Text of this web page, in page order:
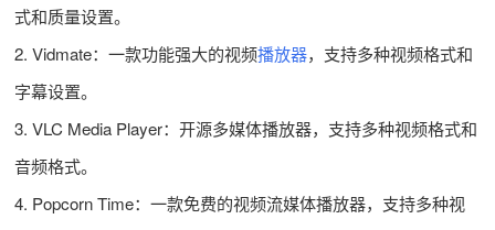
式和质量设置。
2. Vidmate：一款功能强大的视频播放器，支持多种视频格式和
字幕设置。
3. VLC Media Player：开源多媒体播放器，支持多种视频格式和
音频格式。
4. Popcorn Time：一款免费的视频流媒体播放器，支持多种视